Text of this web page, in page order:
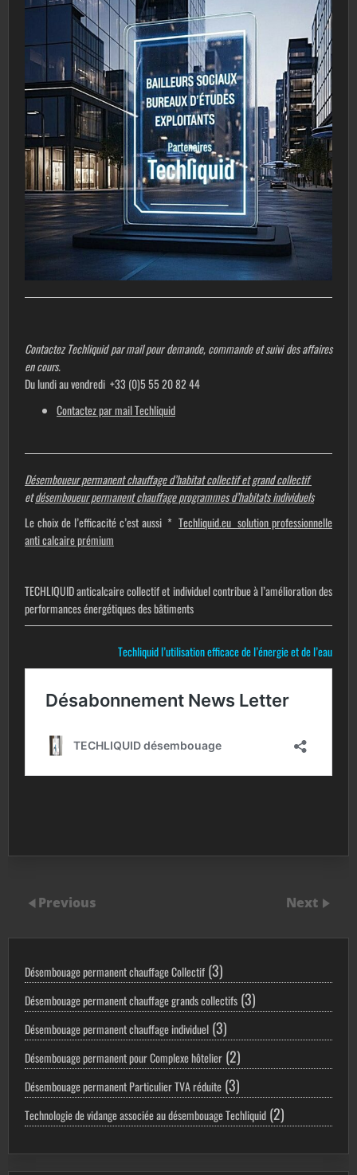
Contactez Techliquid par mail pour demande, commande et suivi des affaires
en cours.
Du lundi au vendredi +33 (0)5 55 20 82 44
Contactez par mail Techliquid
Désemboueur permanent chauffage d’habitat collectif et grand collectif
etdésemboueur permanent chauffage programmes d’habitats individuels
Le choix de l’efficacité c’est aussi *Techliquid.eu solution professionnelle
anti calcaire prémium
TECHLIQUID anticalcaire collectif et individuel contribue à l’amélioration des
performances énergétiques des bâtiments
Techliquid l’utilisation efficace de l’énergie et de l’eau
Previous Next
Désembouage permanent chauffage Collectif 33
produits
Désembouage permanent chauffage grands collectifs 33
produits
Désembouage permanent chauffage individuel 33
produits
Désembouage permanent pour Complexe hôtelier 22
produits
Désembouage permanent Particulier TVA réduite 33
produits
Technologie de vidange associée au désembouage Techliquid 22
produits